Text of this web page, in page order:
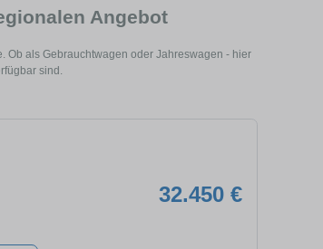
Angebot
Ob als Gebrauchtwagen oder Jahreswagen - hier
sind.
32.450 €